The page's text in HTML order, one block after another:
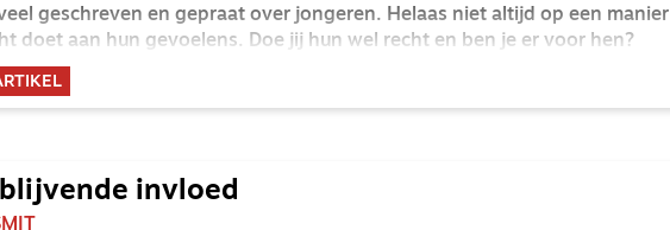
geschreven en gepraat over jongeren. Helaas niet altijd op een manier
doet aan hun gevoelens. Doe jij hun wel recht en ben je er voor hen?
invloed